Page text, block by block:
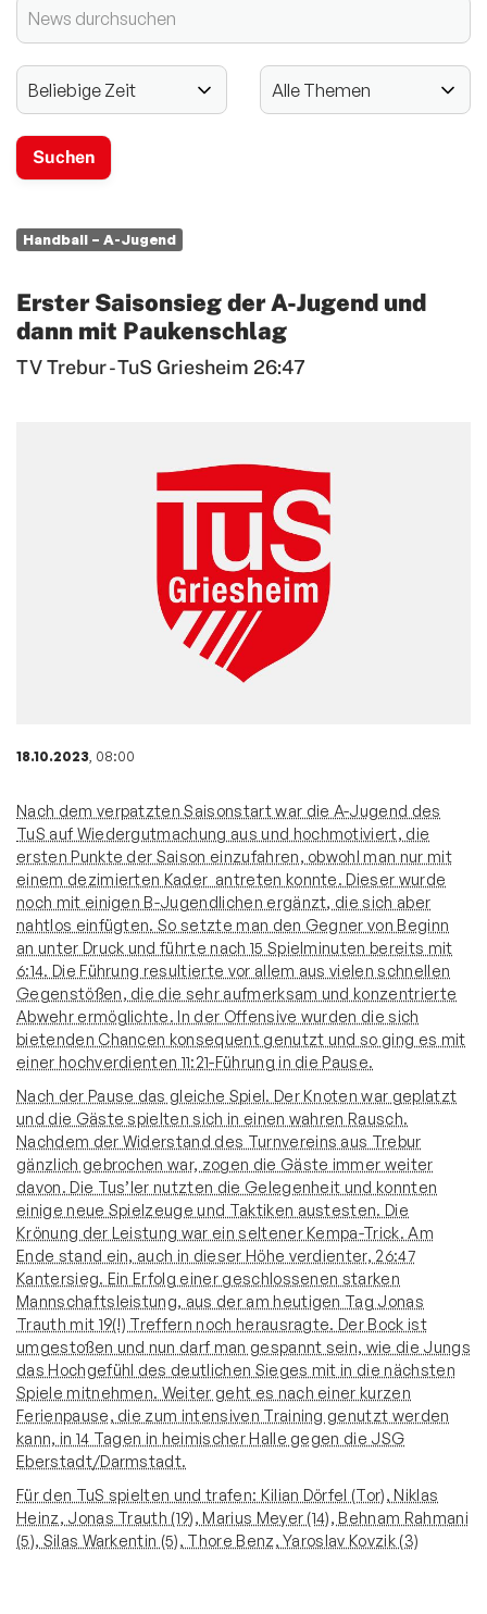
Handball – A-Jugend
Erster Saisonsieg der A-Jugend und
dann mit Paukenschlag
TV Trebur - TuS Griesheim 26:47
18.10.2023, 08:00
Nach dem verpatzten Saisonstart war die A-Jugend des
TuS auf Wiedergutmachung aus und hochmotiviert, die
ersten Punkte der Saison einzufahren, obwohl man nur mit
einem dezimierten Kader antreten konnte. Dieser wurde
noch mit einigen B-Jugendlichen ergänzt, die sich aber
nahtlos einfügten. So setzte man den Gegner von Beginn
an unter Druck und führte nach 15 Spielminuten bereits mit
6:14. Die Führung resultierte vor allem aus vielen schnellen
Gegenstößen, die die sehr aufmerksam und konzentrierte
Abwehr ermöglichte. In der Offensive wurden die sich
bietenden Chancen konsequent genutzt und so ging es mit
einer hochverdienten 11:21-Führung in die Pause.
Nach der Pause das gleiche Spiel. Der Knoten war geplatzt
und die Gäste spielten sich in einen wahren Rausch.
Nachdem der Widerstand des Turnvereins aus Trebur
gänzlich gebrochen war, zogen die Gäste immer weiter
davon. Die Tus’ler nutzten die Gelegenheit und konnten
einige neue Spielzeuge und Taktiken austesten. Die
Krönung der Leistung war ein seltener Kempa-Trick. Am
Ende stand ein, auch in dieser Höhe verdienter, 26:47
Kantersieg. Ein Erfolg einer geschlossenen starken
Mannschaftsleistung, aus der am heutigen Tag Jonas
Trauth mit 19(!) Treffern noch herausragte. Der Bock ist
umgestoßen und nun darf man gespannt sein, wie die Jungs
das Hochgefühl des deutlichen Sieges mit in die nächsten
Spiele mitnehmen. Weiter geht es nach einer kurzen
Ferienpause, die zum intensiven Training genutzt werden
kann, in 14 Tagen in heimischer Halle gegen die JSG
Eberstadt/Darmstadt.
Für den TuS spielten und trafen: Kilian Dörfel (Tor), Niklas
Heinz, Jonas Trauth (19), Marius Meyer (14), Behnam Rahmani
(5), Silas Warkentin (5), Thore Benz, Yaroslav Kovzik (3)
2024 - 125-jähriges Jubiläum
Mitglieder-Service
Verantwortung